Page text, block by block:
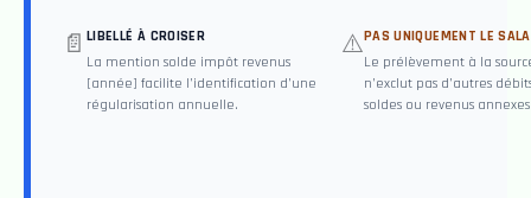
📄 LIBELLÉ À CROISER
La mention solde impôt revenus
[année] facilite l’identification d’une
régularisation annuelle.
⚠️PAS UNIQUEMENT LE
Le prélèvement à la
n’exclut pas d’autres
soldes ou revenus